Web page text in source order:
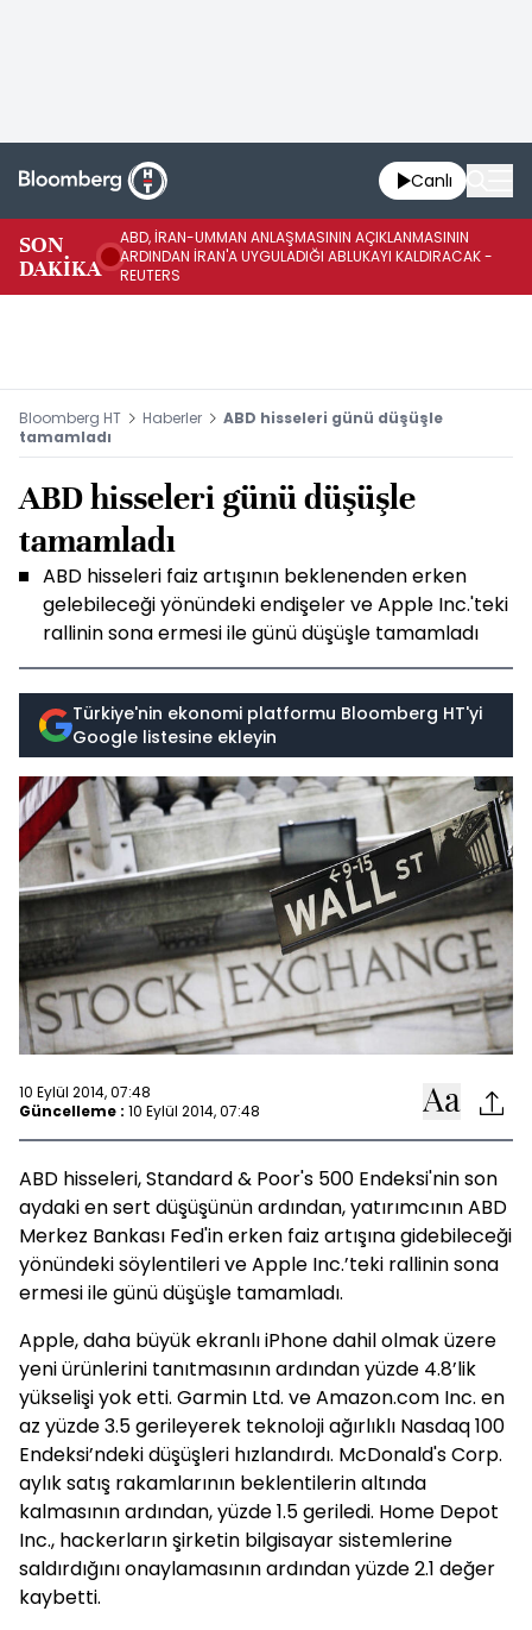
Canlı
SON
DAKİKA
ABD, İRAN-UMMAN ANLAŞMASININ AÇIKLANMASININ
ARDINDAN İRAN'A UYGULADIĞI ABLUKAYI KALDIRACAK -
REUTERS
Bloomberg HT Haberler
ABD hisseleri günü düşüşle
tamamladı
ABD hisseleri günü düşüşle
tamamladı
ABD hisseleri faiz artışının beklenenden erken
gelebileceği yönündeki endişeler ve Apple Inc.'teki
rallinin sona ermesi ile günü düşüşle tamamladı
Türkiye'nin ekonomi platformu Bloomberg HT'yi
Google listesine ekleyin
10 Eylül 2014, 07:48
Güncelleme : 10 Eylül 2014, 07:48
ABD hisseleri, Standard & Poor's 500 Endeksi'nin son
aydaki en sert düşüşünün ardından, yatırımcının ABD
Merkez Bankası Fed'in erken faiz artışına gidebileceği
yönündeki söylentileri ve Apple Inc.’teki rallinin sona
ermesi ile günü düşüşle tamamladı.
Apple, daha büyük ekranlı iPhone dahil olmak üzere
yeni ürünlerini tanıtmasının ardından yüzde 4.8’lik
yükselişi yok etti. Garmin Ltd. ve Amazon.com Inc. en
az yüzde 3.5 gerileyerek teknoloji ağırlıklı Nasdaq 100
Endeksi’ndeki düşüşleri hızlandırdı. McDonald's Corp.
aylık satış rakamlarının beklentilerin altında
kalmasının ardından, yüzde 1.5 geriledi. Home Depot
Inc., hackerların şirketin bilgisayar sistemlerine
saldırdığını onaylamasının ardından yüzde 2.1 değer
kaybetti.